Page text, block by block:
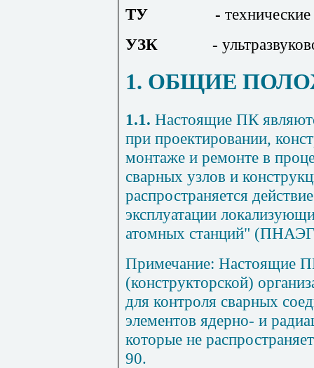
ТУ
-
УЗК
-
1. ОБЩИЕ
1.1. Настоящие ПК
при проектировании,
монтаже и ремонте в
сварных узлов и
распространяется
эксплуатации
атомных станций"
Примечание: Настоящие
(конструкторской)
для контроля сварных
элементов ядерно- и
которые не
90.